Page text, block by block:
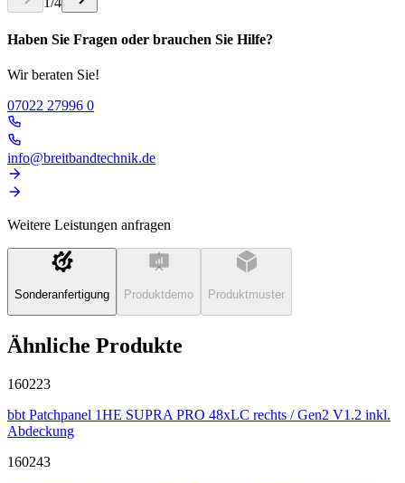
Haben Sie Fragen oder brauchen Sie Hilfe?
Wir beraten Sie!
07022 27996 0
info@breitbandtechnik.de
Weitere Leistungen anfragen
Sonderanfertigung Produktdemo Produktmuster
Ähnliche Produkte
160223
bbt Patchpanel 1HE SUPRA PRO 48xLC rechts / Gen2 V1.2 inkl.
Abdeckung
160243